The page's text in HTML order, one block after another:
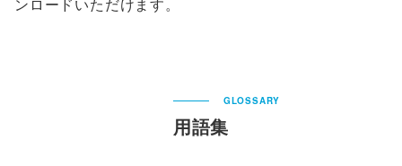
ンロードいただけます。
GLOSSARY
用語集